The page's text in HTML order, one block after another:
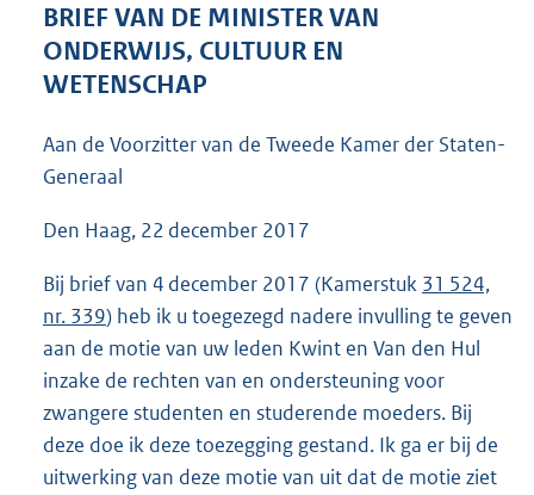
BRIEF VAN DE MINISTER VAN
ONDERWIJS, CULTUUR EN
WETENSCHAP
Aan de Voorzitter van de Tweede Kamer der Staten-
Generaal
Den Haag, 22 december 2017
Bij brief van 4 december 2017 (Kamerstuk 31 524,
nr. 339) heb ik u toegezegd nadere invulling te geven
aan de motie van uw leden Kwint en Van den Hul
inzake de rechten van en ondersteuning voor
zwangere studenten en studerende moeders. Bij
deze doe ik deze toezegging gestand. Ik ga er bij de
uitwerking van deze motie van uit dat de motie ziet